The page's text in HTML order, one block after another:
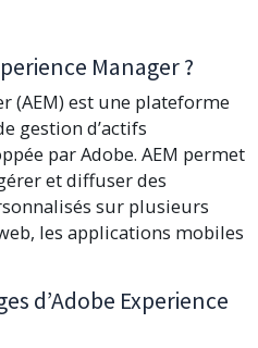
Manager ?
(AEM) est une plateforme
gestion d’actifs
par Adobe. AEM permet
et diffuser des
sur plusieurs
les applications mobiles
d’Adobe Experience